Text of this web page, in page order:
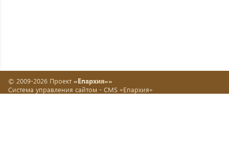
© 2009-2026 Проект «Епархия»»
Система управления сайтом - CMS «Епархия»